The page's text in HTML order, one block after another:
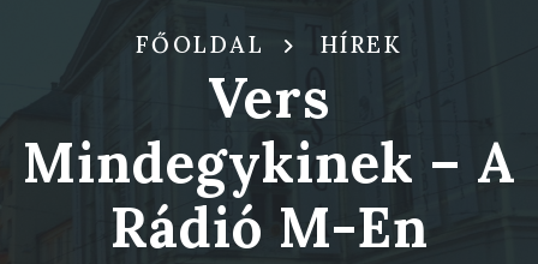
FŐOLDAL HÍREK
Vers
Mindegykinek – A
Rádió M-En